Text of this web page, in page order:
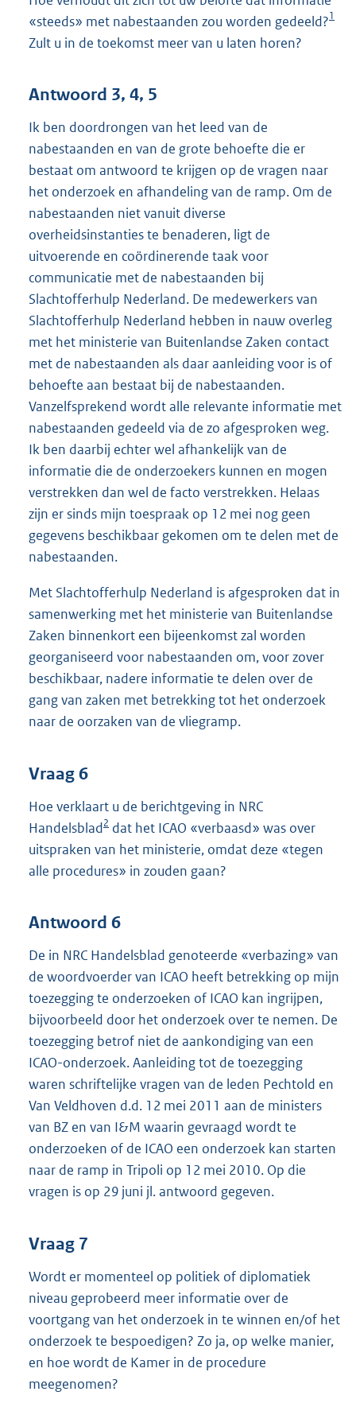
«steeds» met nabestaanden zou worden gedeeld?1
Zult u in de toekomst meer van u laten horen?
Antwoord 3, 4, 5
Ik ben doordrongen van het leed van de
nabestaanden en van de grote behoefte die er
bestaat om antwoord te krijgen op de vragen naar
het onderzoek en afhandeling van de ramp. Om de
nabestaanden niet vanuit diverse
overheidsinstanties te benaderen, ligt de
uitvoerende en coördinerende taak voor
communicatie met de nabestaanden bij
Slachtofferhulp Nederland. De medewerkers van
Slachtofferhulp Nederland hebben in nauw overleg
met het ministerie van Buitenlandse Zaken contact
met de nabestaanden als daar aanleiding voor is of
behoefte aan bestaat bij de nabestaanden.
Vanzelfsprekend wordt alle relevante informatie met
nabestaanden gedeeld via de zo afgesproken weg.
Ik ben daarbij echter wel afhankelijk van de
informatie die de onderzoekers kunnen en mogen
verstrekken dan wel de facto verstrekken. Helaas
zijn er sinds mijn toespraak op 12 mei nog geen
gegevens beschikbaar gekomen om te delen met de
nabestaanden.
Met Slachtofferhulp Nederland is afgesproken dat in
samenwerking met het ministerie van Buitenlandse
Zaken binnenkort een bijeenkomst zal worden
georganiseerd voor nabestaanden om, voor zover
beschikbaar, nadere informatie te delen over de
gang van zaken met betrekking tot het onderzoek
naar de oorzaken van de vliegramp.
Vraag 6
Hoe verklaart u de berichtgeving in NRC
Handelsblad2 dat het ICAO «verbaasd» was over
uitspraken van het ministerie, omdat deze «tegen
alle procedures» in zouden gaan?
Antwoord 6
De in NRC Handelsblad genoteerde «verbazing» van
de woordvoerder van ICAO heeft betrekking op mijn
toezegging te onderzoeken of ICAO kan ingrijpen,
bijvoorbeeld door het onderzoek over te nemen. De
toezegging betrof niet de aankondiging van een
ICAO-onderzoek. Aanleiding tot de toezegging
waren schriftelijke vragen van de leden Pechtold en
Van Veldhoven d.d. 12 mei 2011 aan de ministers
van BZ en van I&M waarin gevraagd wordt te
onderzoeken of de ICAO een onderzoek kan starten
naar de ramp in Tripoli op 12 mei 2010. Op die
vragen is op 29 juni jl. antwoord gegeven.
Vraag 7
Wordt er momenteel op politiek of diplomatiek
niveau geprobeerd meer informatie over de
voortgang van het onderzoek in te winnen en/of het
onderzoek te bespoedigen? Zo ja, op welke manier,
en hoe wordt de Kamer in de procedure
meegenomen?